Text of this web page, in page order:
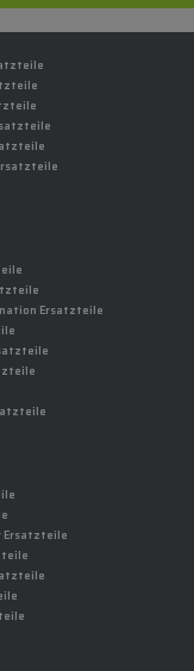
Ersatzteile
Ersatzteile